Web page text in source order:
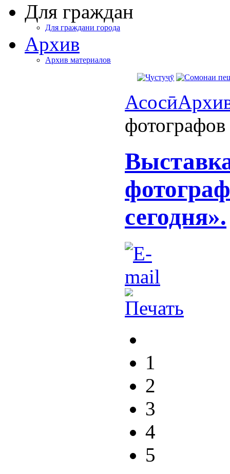
Для граждан
Для граждани города
Архив
Архив материалов
Асосӣ
фотографов
сегодня».
1
2
3
4
5